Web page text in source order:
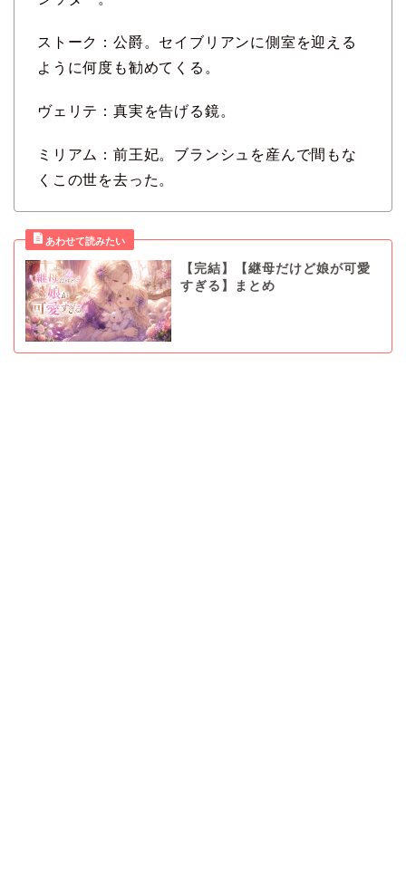
ストーク：公爵。セイブリアンに側室を迎える
ように何度も勧めてくる。
ヴェリテ：真実を告げる鏡。
ミリアム：前王妃。ブランシュを産んで間もな
くこの世を去った。
【完結】【継母だけど娘が可愛
すぎる】まとめ